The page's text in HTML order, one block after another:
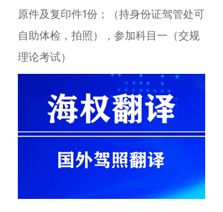
原件及复印件1份；（持身份证驾管处可
自助体检，拍照），参加科目一（交规
理论考试）